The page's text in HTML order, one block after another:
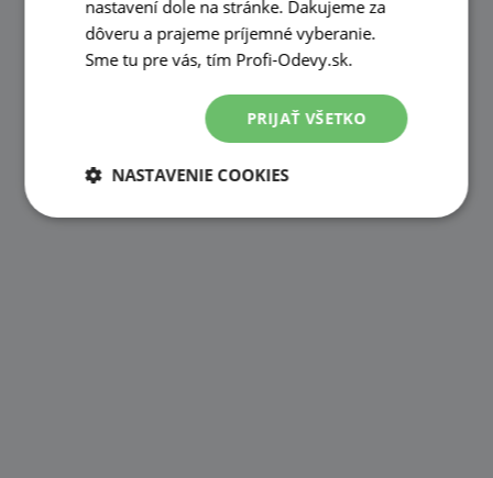
nastavení dole na stránke. Ďakujeme za
dôveru a prajeme príjemné vyberanie.
Sme tu pre vás, tím Profi-Odevy.sk.
PRIJAŤ VŠETKO
NASTAVENIE COOKIES